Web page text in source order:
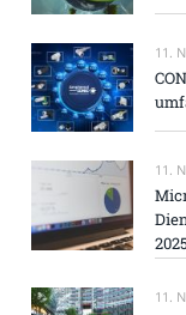
11.
11.
11.